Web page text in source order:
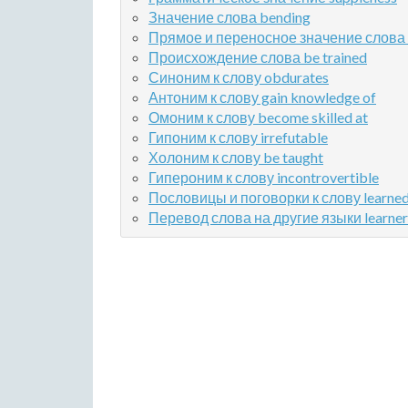
Значение слова bending
Прямое и переносное значение
Происхождение слова be trained
Синоним к слову obdurates
Антоним к слову gain knowledge of
Омоним к слову become skilled at
Гипоним к слову irrefutable
Холоним к слову be taught
Гипероним к слову incontrovertible
Пословицы и поговорки к слову
Перевод слова на другие языки learner